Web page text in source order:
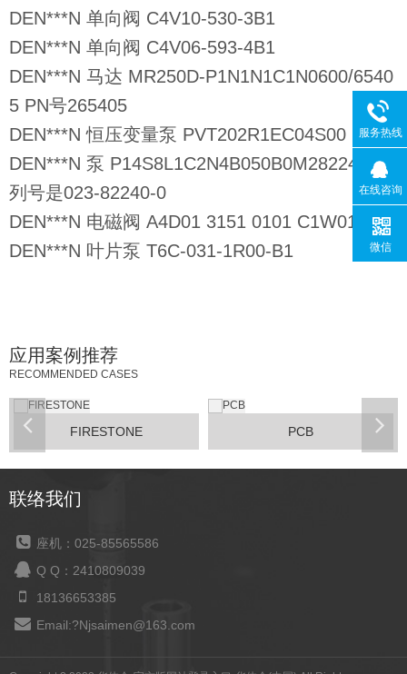
DEN***N 单向阀 C4V10-530-3B1
DEN***N 单向阀 C4V06-593-4B1
DEN***N 马达 MR250D-P1N1N1C1N0600/6540
5 PN号265405
DEN***N 恒压变量泵 PVT202R1EC04S00
DEN***N 泵 P14S8L1C2N4B050B0M282240 序
列号是023-82240-0
DEN***N 电磁阀 A4D01 3151 0101 C1W01
DEN***N 叶片泵 T6C-031-1R00-B1
应用案例推荐
RECOMMENDED CASES
FIRESTONE PCB
联络我们
座机：025-85565586
Q Q：2410809039
18136653385
Email:?Njsaimen@163.com
服务热线
在线咨询
微信